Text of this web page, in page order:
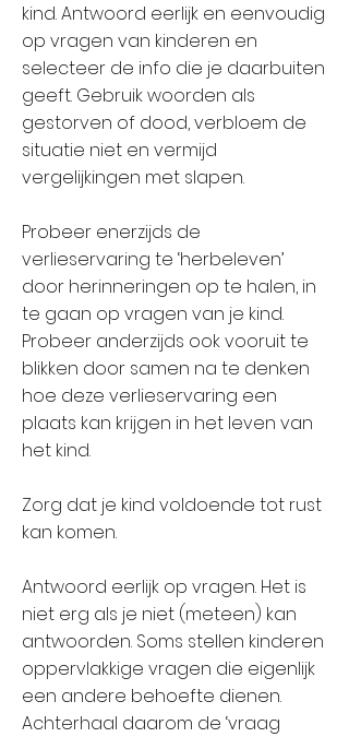
kind. Antwoord eerlijk en eenvoudig
op vragen van kinderen en
selecteer de info die je daarbuiten
geeft. Gebruik woorden als
gestorven of dood, verbloem de
situatie niet en vermijd
vergelijkingen met slapen.
Probeer enerzijds de
verlieservaring te ‘herbeleven’
door herinneringen op te halen, in
te gaan op vragen van je kind.
Probeer anderzijds ook vooruit te
blikken door samen na te denken
hoe deze verlieservaring een
plaats kan krijgen in het leven van
het kind.
Zorg dat je kind voldoende tot rust
kan komen.
Antwoord eerlijk op vragen. Het is
niet erg als je niet (meteen) kan
antwoorden. Soms stellen kinderen
oppervlakkige vragen die eigenlijk
een andere behoefte dienen.
Achterhaal daarom de ‘vraag